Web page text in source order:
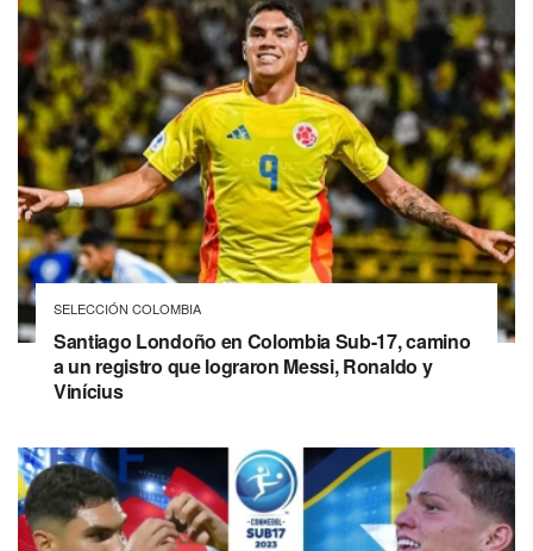
SELECCIÓN COLOMBIA
Santiago Londoño en Colombia Sub-17, camino
a un registro que lograron Messi, Ronaldo y
Vinícius